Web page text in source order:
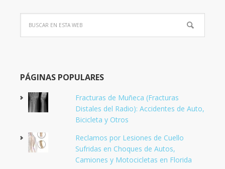
PÁGINAS POPULARES
Fracturas de Muñeca (Fracturas
Distales del Radio): Accidentes de Auto,
Bicicleta y Otros
Reclamos por Lesiones de Cuello
Sufridas en Choques de Autos,
Camiones y Motocicletas en Florida